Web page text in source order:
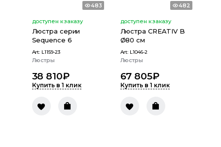
483
доступен к заказу
Люстра серии
Sequence 6
Art: L1159-23
Люстры
38 810₽
Купить в 1 клик
482
доступен к заказу
Люстра CREATIV B
Ø80 см
Art: L1046-2
Люстры
67 805₽
Купить в 1 клик